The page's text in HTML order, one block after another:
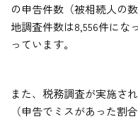
の申告件数（被相続人の
地調査件数は8,556件にな
っています。
また、税務調査が実施さ
（申告でミスがあった割